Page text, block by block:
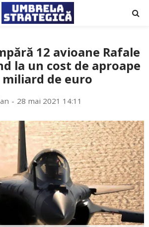
12 avioane Rafale
la un cost de aproape
miliard de euro
28 mai 2021 14:11